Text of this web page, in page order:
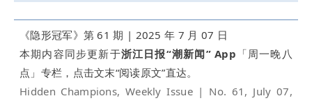
《隐形冠军》第 61 期 | 2025 年 7 月 07 日
本期内容同步更新于浙江日报“潮新闻” App 「周一晚八
点」专栏，点击文末“阅读原文”直达。
Hidden Champions, Weekly Issue | No. 61, July 07,